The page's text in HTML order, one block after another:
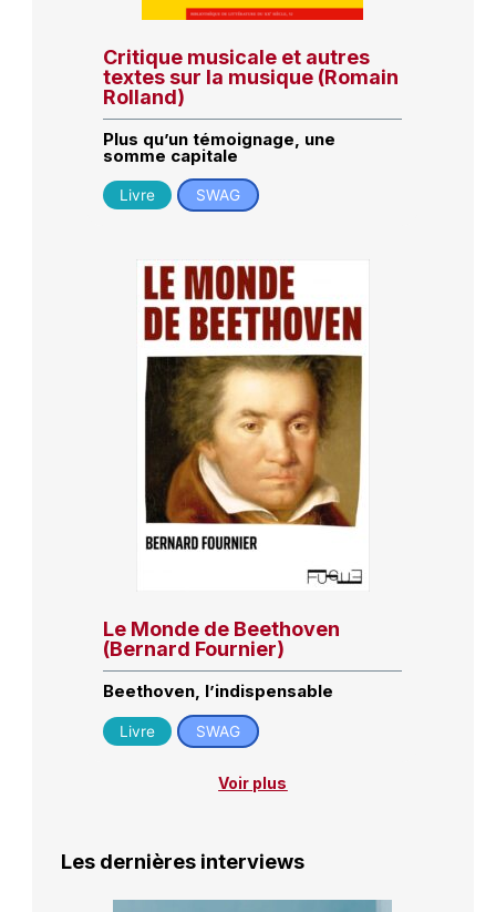
Critique musicale et autres
textes sur la musique (Romain
Rolland)
Plus qu’un témoignage, une
somme capitale
Livre SWAG
Le Monde de Beethoven
(Bernard Fournier)
Beethoven, l’indispensable
Livre SWAG
Voir plus
Les dernières interviews